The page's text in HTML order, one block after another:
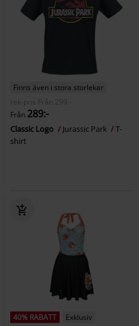
Finns även i stora storlekar
rek-pris
Från 299:-
Från 289:-
Classic Logo Jurassic Park
T-
shirt
40% RABATT
Exklusiv